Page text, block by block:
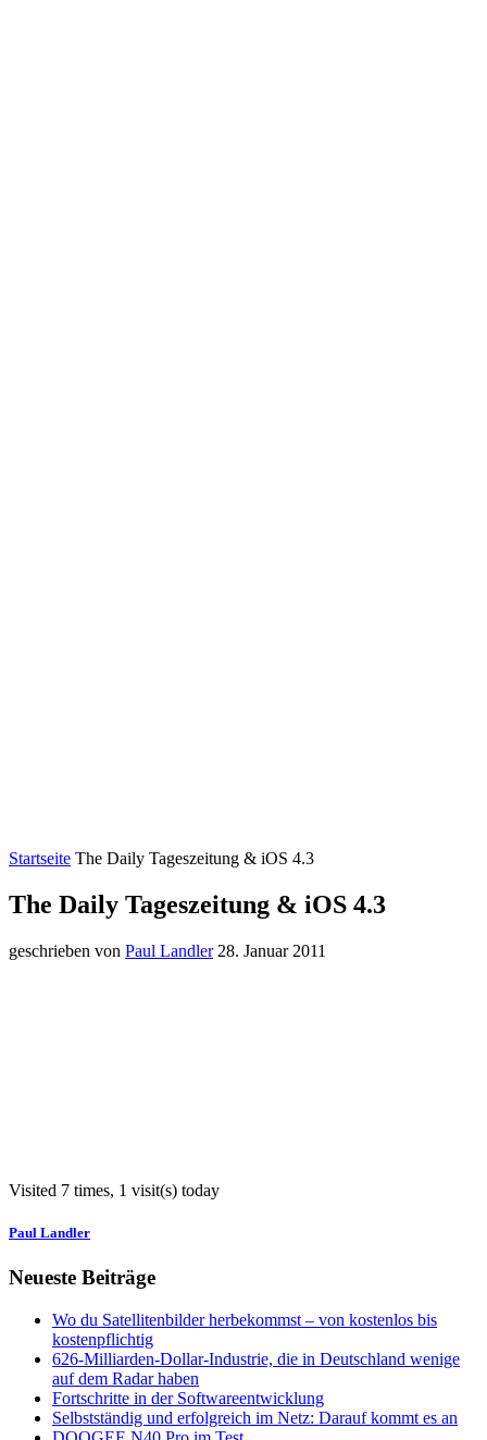
Startseite The Daily Tageszeitung & iOS 4.3
The Daily Tageszeitung & iOS 4.3
geschrieben von Paul Landler 28. Januar 2011
Visited 7 times, 1 visit(s) today
Paul Landler
Neueste Beiträge
Wo du Satellitenbilder herbekommst – von kostenlos bis
kostenpflichtig
626-Milliarden-Dollar-Industrie, die in Deutschland wenige
auf dem Radar haben
Fortschritte in der Softwareentwicklung
Selbstständig und erfolgreich im Netz: Darauf kommt es an